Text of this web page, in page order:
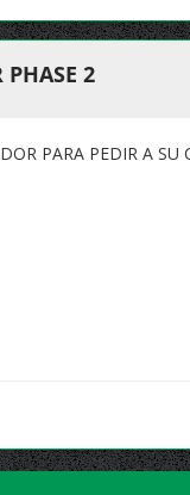
PHASE 2
PARA PEDIR A SU